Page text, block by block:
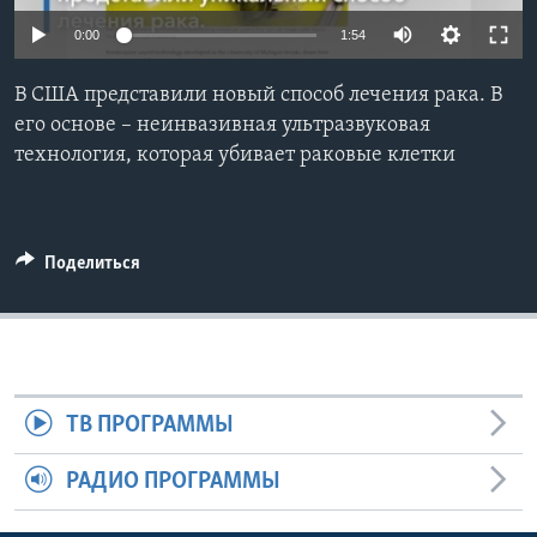
Learning English
СОЦИАЛЬНЫЕ СЕТИ
0:00 1:54
В США представили новый способ лечения рака. В
его основе – неинвазивная ультразвуковая
технология, которая убивает раковые клетки
Поделиться
ТВ ПРОГРАММЫ
РАДИО ПРОГРАММЫ